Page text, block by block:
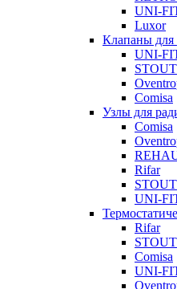
UNI-
Luxor
Клапаны для
UNI-
STOUT
Comisa
Узлы для
Comisa
Rifar
STOUT
UNI-
Rifar
STOUT
Comisa
UNI-